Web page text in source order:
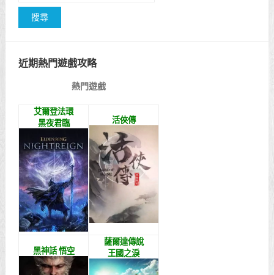
近期熱門遊戲攻略
熱門遊戲
艾爾登法環
黑夜君臨
活俠傳
黑神話 悟空
薩爾達傳說
王國之淚